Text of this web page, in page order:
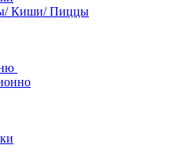
Киши/ Пиццы